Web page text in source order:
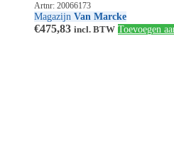
Artnr: 20066173
Magazijn Van Marcke
€475,83 incl. BTW Toevoegen